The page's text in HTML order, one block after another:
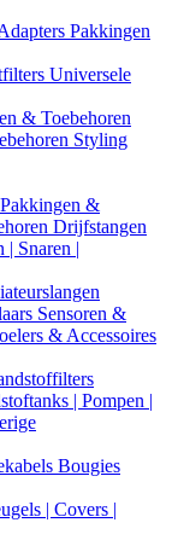
Pakkingen
Universele
& Toebehoren
Styling
Pakkingen &
Drijfstangen
| Snaren |
Sensoren &
& Accessoires
| Pompen |
Bougies
| Covers |